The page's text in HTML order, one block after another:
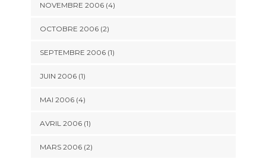
NOVEMBRE 2006 (4)
OCTOBRE 2006 (2)
SEPTEMBRE 2006 (1)
JUIN 2006 (1)
MAI 2006 (4)
AVRIL 2006 (1)
MARS 2006 (2)